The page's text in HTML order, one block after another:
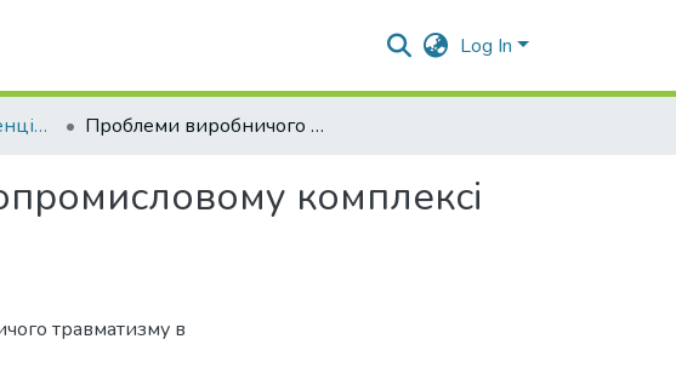
Log In
Статті, тези конференцій. Факультет інженерно-технологічний Проблеми виробничого травматизму в агропромисловому комплексі країни
комплексі
травматизму в